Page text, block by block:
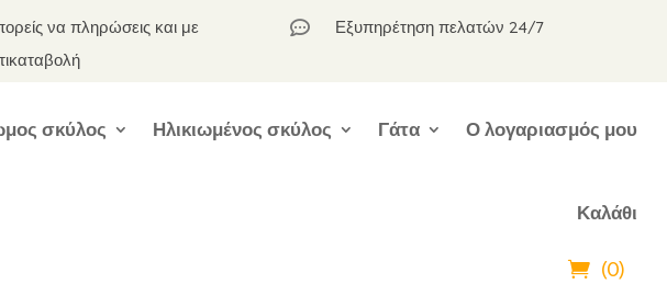
να πληρώσεις και με
 Εξυπηρέτηση πελατών 24/7
σκύλος Ηλικιωμένος σκύλος Γάτα Ο λογαριασμός μου
Καλάθι
(0)